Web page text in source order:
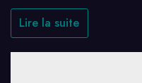
Lire la suite